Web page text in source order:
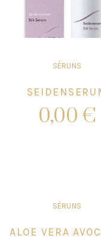
SÉRUNS
0,00 €
SÉRUNS
ALOE VERA